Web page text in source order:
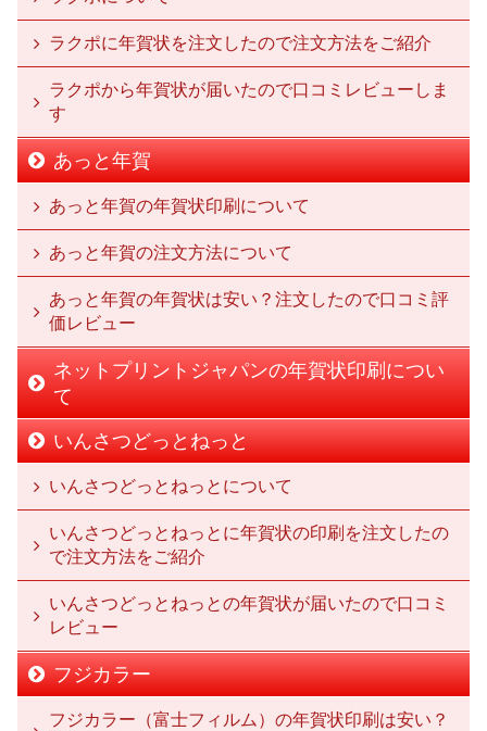
ラクポに年賀状を注文したので注文方法をご紹介
ラクポから年賀状が届いたので口コミレビューしま
す
あっと年賀
あっと年賀の年賀状印刷について
あっと年賀の注文方法について
あっと年賀の年賀状は安い？注文したので口コミ評
価レビュー
ネットプリントジャパンの年賀状印刷につい
て
いんさつどっとねっと
いんさつどっとねっとについて
いんさつどっとねっとに年賀状の印刷を注文したの
で注文方法をご紹介
いんさつどっとねっとの年賀状が届いたので口コミ
レビュー
フジカラー
フジカラー（富士フィルム）の年賀状印刷は安い？